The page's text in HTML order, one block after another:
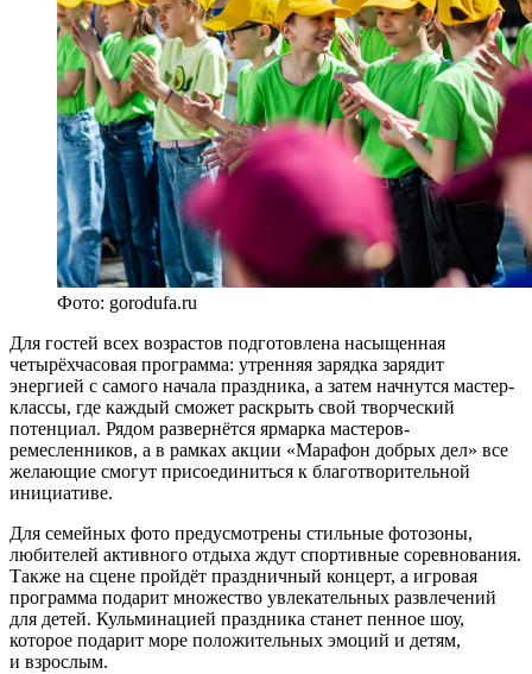
Фото: gorodufa.ru
Для гостей всех возрастов подготовлена насыщенная
четырёхчасовая программа: утренняя зарядка зарядит
энергией с самого начала праздника, а затем начнутся мастер-
классы, где каждый сможет раскрыть свой творческий
потенциал. Рядом развернётся ярмарка мастеров-
ремесленников, а в рамках акции «Марафон добрых дел» все
желающие смогут присоединиться к благотворительной
инициативе.
Для семейных фото предусмотрены стильные фотозоны,
любителей активного отдыха ждут спортивные соревнования.
Также на сцене пройдёт праздничный концерт, а игровая
программа подарит множество увлекательных развлечений
для детей. Кульминацией праздника станет пенное шоу,
которое подарит море положительных эмоций и детям,
и взрослым.